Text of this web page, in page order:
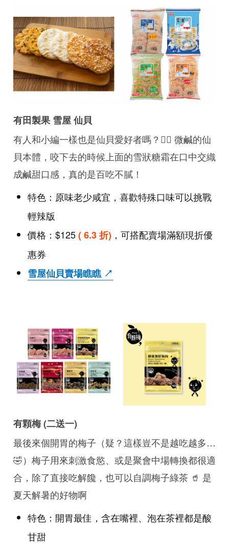
有田製果 雪屋 仙貝
有人和小編一樣也是仙貝愛好者嗎？🙋‍♀️ 微鹹的仙
貝本體，咬下去的時候上面的雪狀糖霜在口中交織
成鹹甜口感，真的是百吃不膩！
特色：原味老少咸宜，喜歡特殊口味可以挑戰
輕辣版
價格：$125( 6.3 折) ，可搭配賣場滿額現折優
惠券
雪屋仙貝賣場瞧瞧 ↗
有顆梅 (二送一)
最後來個開胃的梅子（疑？這樣豈不是越吃越多…
🤣）梅子用來刺激食慾、或是聚會中場轉換都很適
合，除了直接吃解饞，也可以自調梅子綠茶 🥤 是
夏天解暑的好物啊
特色：開胃最佳，含在嘴裡、泡在茶裡都是酸
甘甜